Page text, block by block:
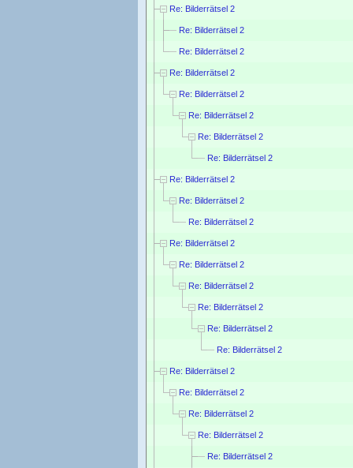
Re: Bilderrätsel 2
Re: Bilderrätsel 2
Re: Bilderrätsel 2
Re: Bilderrätsel 2
Re: Bilderrätsel 2
Re: Bilderrätsel 2
Re: Bilderrätsel 2
Re: Bilderrätsel 2
Re: Bilderrätsel 2
Re: Bilderrätsel 2
Re: Bilderrätsel 2
Re: Bilderrätsel 2
Re: Bilderrätsel 2
Re: Bilderrätsel 2
Re: Bilderrätsel 2
Re: Bilderrätsel 2
Re: Bilderrätsel 2
Re: Bilderrätsel 2
Re: Bilderrätsel 2
Re: Bilderrätsel 2
Re: Bilderrätsel 2
Re: Bilderrätsel 2